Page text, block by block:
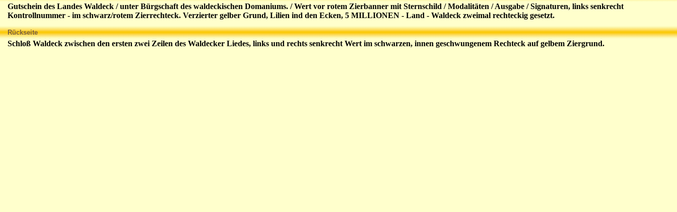
Gutschein des Landes Waldeck / unter Bürgschaft des waldeckischen Domaniums. / Wert vor rotem Zierbanner mit Sternschild / Modalitäten / Ausgabe / Signaturen, links senkrecht
Kontrollnummer - im schwarz/rotem Zierrechteck. Verzierter gelber Grund, Lilien ind den Ecken, 5 MILLIONEN - Land - Waldeck zweimal rechteckig gesetzt.
Rückseite
Schloß Waldeck zwischen den ersten zwei Zeilen des Waldecker Liedes, links und rechts senkrecht Wert im schwarzen, innen geschwungenem Rechteck auf gelbem Ziergrund.